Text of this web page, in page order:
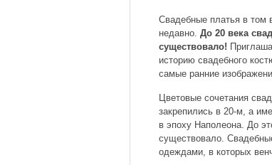
Свадебные платья в том
недавно. До 20 века
существовало!
историю свадебного
самые ранние
Цветовые сочетания
закрепились в 20-м, а
в эпоху Наполеона. До
существовало.
одеждами, в которых